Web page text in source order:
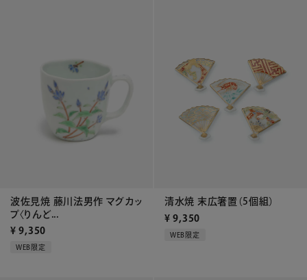
波佐見焼 藤川法男作 マグカッ
プ〈りんど...
¥ 9,350
WEB限定
清水焼 末広箸置（5個組）
¥ 9,350
WEB限定